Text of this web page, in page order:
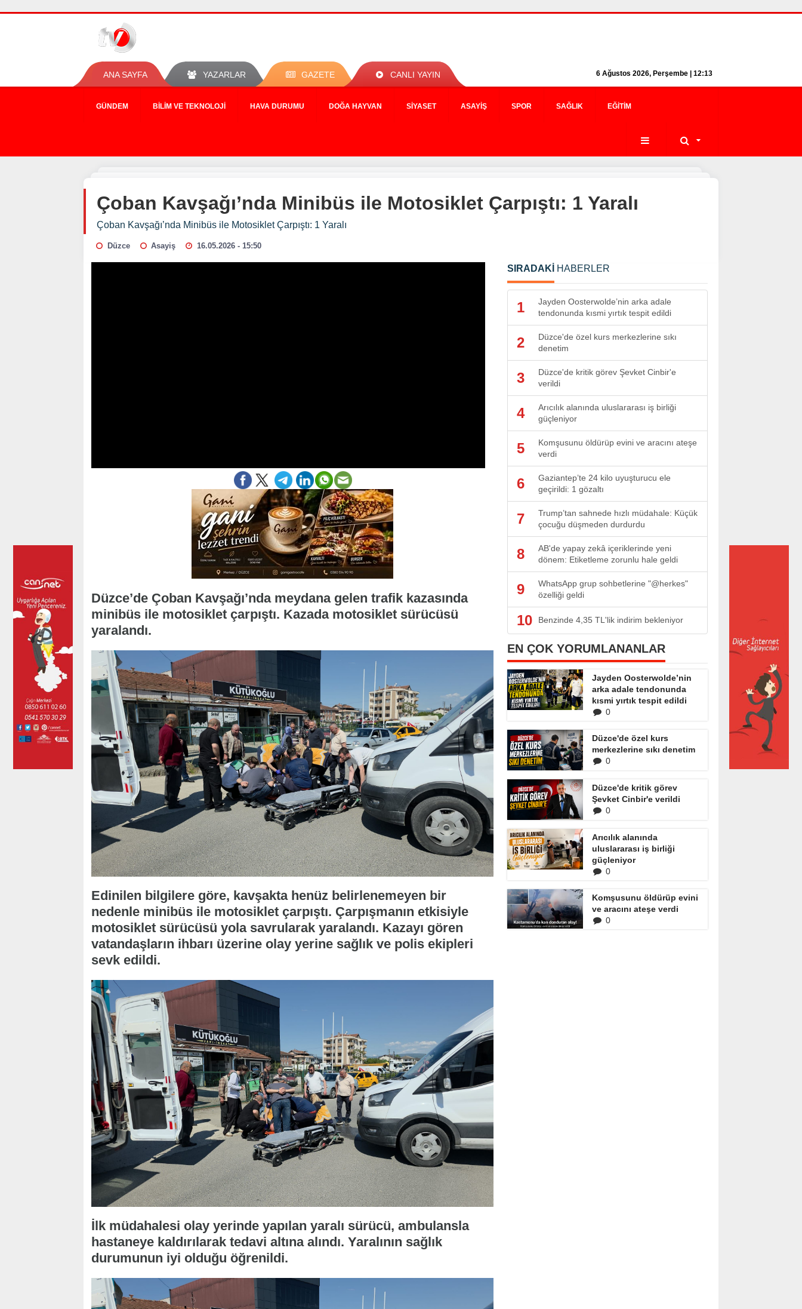
ANA SAYFA YAZARLAR GAZETE CANLI YAYIN 6 Ağustos 2026, Perşembe | 12:13
GÜNDEM BILIM VE TEKNOLOJI HAVA DURUMU DOĞA HAYVAN SIYASET ASAYIŞ SPOR SAĞLIK EĞITIM
Çoban Kavşağı’nda Minibüs ile Motosiklet Çarpıştı: 1 Yaralı
Çoban Kavşağı’nda Minibüs ile Motosiklet Çarpıştı: 1 Yaralı
Düzce Asayiş 16.05.2026 - 15:50
Düzce’de Çoban Kavşağı’nda meydana gelen trafik kazasında
minibüs ile motosiklet çarpıştı. Kazada motosiklet sürücüsü
yaralandı.
Edinilen bilgilere göre, kavşakta henüz belirlenemeyen bir
nedenle minibüs ile motosiklet çarpıştı. Çarpışmanın etkisiyle
motosiklet sürücüsü yola savrularak yaralandı. Kazayı gören
vatandaşların ihbarı üzerine olay yerine sağlık ve polis ekipleri
sevk edildi.
İlk müdahalesi olay yerinde yapılan yaralı sürücü, ambulansla
hastaneye kaldırılarak tedavi altına alındı. Yaralının sağlık
durumunun iyi olduğu öğrenildi.
SIRADAKİ HABERLER
1
Jayden Oosterwolde’nin arka adale
tendonunda kısmi yırtık tespit edildi
2
Düzce'de özel kurs merkezlerine sıkı
denetim
3
Düzce'de kritik görev Şevket Cinbir'e
verildi
4
Arıcılık alanında uluslararası iş birliği
güçleniyor
5
Komşusunu öldürüp evini ve aracını ateşe
verdi
6
Gaziantep’te 24 kilo uyuşturucu ele
geçirildi: 1 gözaltı
7
Trump’tan sahnede hızlı müdahale: Küçük
çocuğu düşmeden durdurdu
8
AB'de yapay zekâ içeriklerinde yeni
dönem: Etiketleme zorunlu hale geldi
9
WhatsApp grup sohbetlerine "@herkes"
özelliği geldi
10 Benzinde 4,35 TL'lik indirim bekleniyor
EN ÇOK YORUMLANANLAR
Jayden Oosterwolde’nin
arka adale tendonunda
kısmi yırtık tespit edildi
0
Düzce'de özel kurs
merkezlerine sıkı denetim
0
Düzce'de kritik görev
Şevket Cinbir'e verildi
0
Arıcılık alanında
uluslararası iş birliği
güçleniyor
0
Komşusunu öldürüp evini
ve aracını ateşe verdi
0